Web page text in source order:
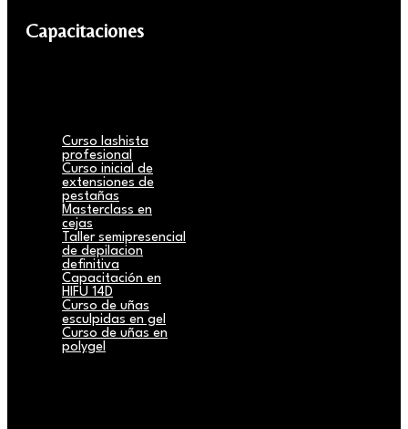
Capacitaciones
Curso lashista
profesional
Curso inicial de
extensiones de
pestañas
Masterclass en
cejas
Taller semipresencial
de depilacion
definitiva
Capacitación en
HIFU 14D
Curso de uñas
esculpidas en gel
Curso de uñas en
polygel